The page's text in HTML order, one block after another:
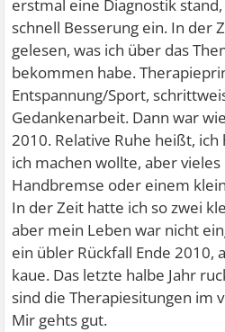
erstmal eine Diagnostik
schnell Besserung ein. In der
gelesen, was ich über das
bekommen habe.
Entspannung/Sport,
Gedankenarbeit. Dann war
2010. Relative Ruhe heißt, ich
ich machen wollte, aber
Handbremse oder einem
In der Zeit hatte ich so zwei
aber mein Leben war nicht
ein übler Rückfall Ende 2010,
kaue. Das letzte halbe Jahr
sind die Therapiesitungen im
Mir gehts gut.